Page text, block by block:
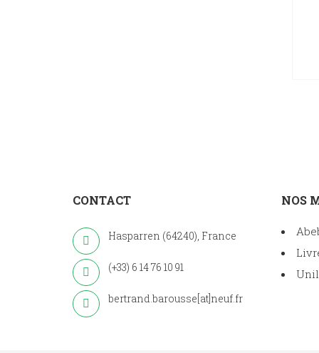
CONTACT
Hasparren (64240), France
(+33) 6 14 76 10 91
bertrand.barousse[at]neuf.fr
NOS